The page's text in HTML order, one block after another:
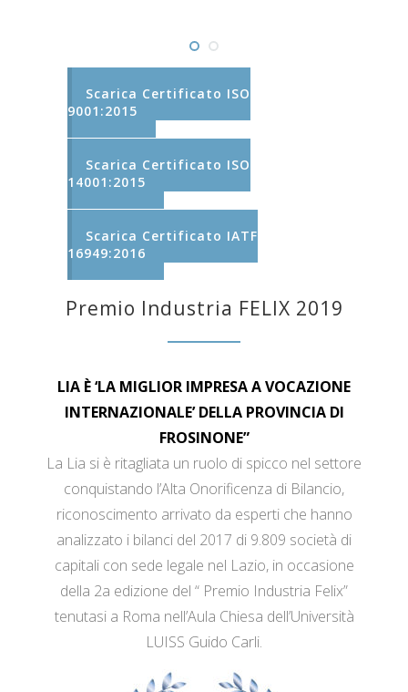
Scarica Certificato ISO
9001:2015
Scarica Certificato ISO
14001:2015
Scarica Certificato IATF
16949:2016
Premio Industria FELIX 2019
LIA È ‘LA MIGLIOR IMPRESA A VOCAZIONE
INTERNAZIONALE’ DELLA PROVINCIA DI
FROSINONE”
La Lia si è ritagliata un ruolo di spicco nel settore
conquistando l’Alta Onorificenza di Bilancio,
riconoscimento arrivato da esperti che hanno
analizzato i bilanci del 2017 di 9.809 società di
capitali con sede legale nel Lazio, in occasione
della 2a edizione del “ Premio Industria Felix”
tenutasi a Roma nell’Aula Chiesa dell’Università
LUISS Guido Carli.